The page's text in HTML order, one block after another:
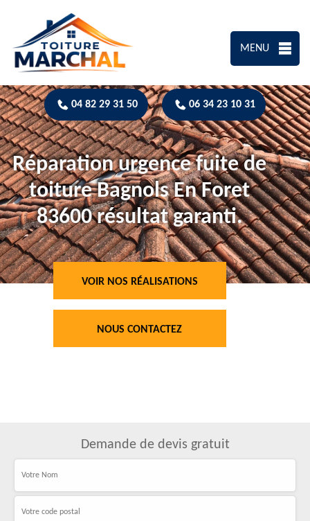
MENU
04 82 29 31 50 06 34 23 10 31
Réparation urgence fuite de
toiture Bagnols En Foret
83600 résultat garanti.
VOIR NOS RÉALISATIONS
NOUS CONTACTEZ
Demande de devis gratuit